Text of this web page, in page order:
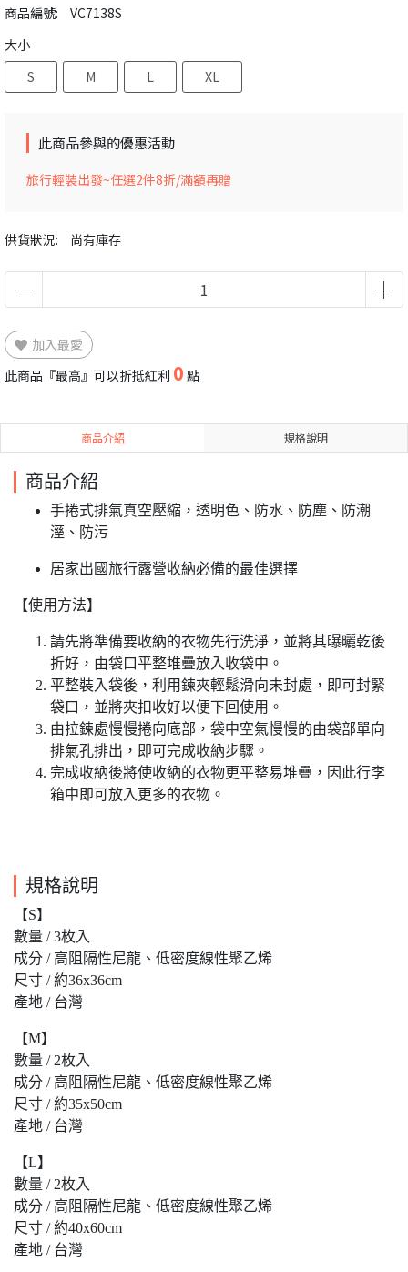
商品編號: VC7138S
供貨狀況: 尚有庫存
大小
S
M L XL
此商品參與的優惠活動
旅行輕裝出發~任選2件8折/滿額再贈
加入最愛
此商品『最高』可以折抵紅利 0 點
商品介紹 規格說明
商品介紹
手捲式排氣真空壓縮，透明色、防水、防塵、防潮
溼、防污
居家出國旅行露營收納必備的最佳選擇
【使用方法】
請先將準備要收納的衣物先行洗淨，並將其曝曬乾後
折好，由袋口平整堆疊放入收袋中。
平整裝入袋後，利用鍊夾輕鬆滑向未封處，即可封緊
袋口，並將夾扣收好以便下回使用。
由拉鍊處慢慢捲向底部，袋中空氣慢慢的由袋部單向
排氣孔排出，即可完成收納步驟。
完成收納後將使收納的衣物更平整易堆疊，因此行李
箱中即可放入更多的衣物。
規格說明
【S】
數量 / 3枚入
成分 / 高阻隔性尼龍、低密度線性聚乙烯
尺寸 / 約36x36cm
產地 / 台灣
【M】
數量 / 2枚入
成分 / 高阻隔性尼龍、低密度線性聚乙烯
尺寸 / 約35x50cm
產地 / 台灣
【L】
數量 / 2枚入
成分 / 高阻隔性尼龍、低密度線性聚乙烯
尺寸 / 約40x60cm
產地 / 台灣